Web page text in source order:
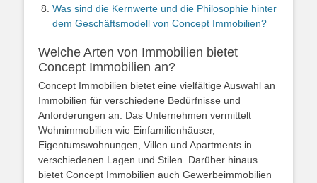
Was sind die Kernwerte und die Philosophie hinter
dem Geschäftsmodell von Concept Immobilien?
Welche Arten von Immobilien bietet
Concept Immobilien an?
Concept Immobilien bietet eine vielfältige Auswahl an
Immobilien für verschiedene Bedürfnisse und
Anforderungen an. Das Unternehmen vermittelt
Wohnimmobilien wie Einfamilienhäuser,
Eigentumswohnungen, Villen und Apartments in
verschiedenen Lagen und Stilen. Darüber hinaus
bietet Concept Immobilien auch Gewerbeimmobilien